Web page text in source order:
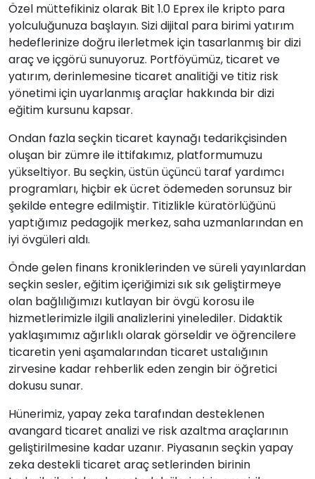
Özel müttefikiniz olarak Bit 1.0 Eprex ile kripto para
yolculuğunuza başlayın. Sizi dijital para birimi yatırım
hedeflerinize doğru ilerletmek için tasarlanmış bir dizi
araç ve içgörü sunuyoruz. Portföyümüz, ticaret ve
yatırım, derinlemesine ticaret analitiği ve titiz risk
yönetimi için uyarlanmış araçlar hakkında bir dizi
eğitim kursunu kapsar.
Ondan fazla seçkin ticaret kaynağı tedarikçisinden
oluşan bir zümre ile ittifakımız, platformumuzu
yükseltiyor. Bu seçkin, üstün üçüncü taraf yardımcı
programları, hiçbir ek ücret ödemeden sorunsuz bir
şekilde entegre edilmiştir. Titizlikle küratörlüğünü
yaptığımız pedagojik merkez, saha uzmanlarından en
iyi övgüleri aldı.
Önde gelen finans kroniklerinden ve süreli yayınlardan
seçkin sesler, eğitim içeriğimizi sık sık geliştirmeye
olan bağlılığımızı kutlayan bir övgü korosu ile
hizmetlerimizle ilgili analizlerini yinelediler. Didaktik
yaklaşımımız ağırlıklı olarak görseldir ve öğrencilere
ticaretin yeni aşamalarından ticaret ustalığının
zirvesine kadar rehberlik eden zengin bir öğretici
dokusu sunar.
Hünerimiz, yapay zeka tarafından desteklenen
avangard ticaret analizi ve risk azaltma araçlarının
geliştirilmesine kadar uzanır. Piyasanın seçkin yapay
zeka destekli ticaret araç setlerinden birinin